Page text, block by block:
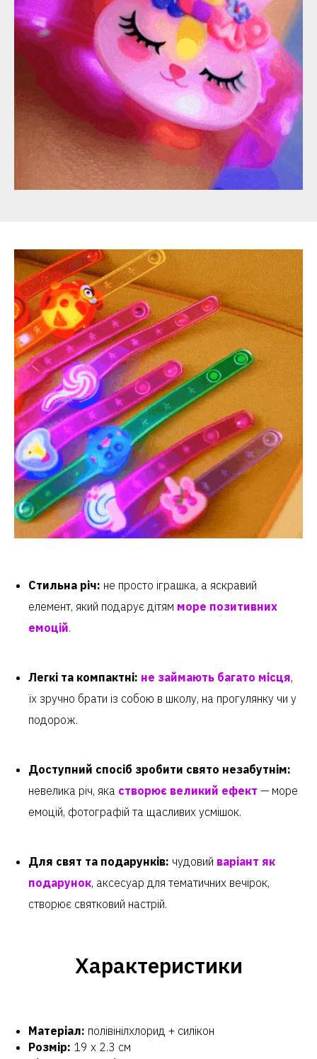
Стильна річ: не просто іграшка, а яскравий
елемент, який подарує дітям море позитивних
емоцій.
Легкі та компактні: не займають багато місця,
їх зручно брати із собою в школу, на прогулянку чи у
подорож.
Доступний спосіб зробити свято незабутнім:
невелика річ, яка створює великий ефект — море
емоцій, фотографій та щасливих усмішок.
Для свят та подарунків: чудовий варіант як
подарунок, аксесуар для тематичних вечірок,
створює святковий настрій.
Характеристики
Матеріал: полівінілхлорид + силікон
Розмір: 19 х 2.3 см